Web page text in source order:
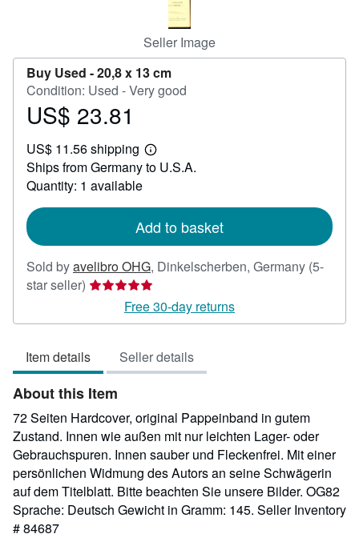
Seller Image
Buy Used -20,8 x 13 cm
Condition: Used - Very good
Price
23.81
US$ 23.81
US$ 11.56 shipping
Learn
more
Ships from Germany to U.S.A.
Quantity: 1 available
Add to basket
Sold byavelibro OHG, Dinkelscherben, Germany (5-
star seller) Seller
5
of
5
stars
Free 30-day returns
Item details Seller details
About this Item
72 Seiten Hardcover, original Pappeinband in gutem
Zustand. Innen wie außen mit nur leichten Lager- oder
Gebrauchspuren. Innen sauber und Fleckenfrei. Mit einer
persönlichen Widmung des Autors an seine Schwägerin
auf dem Titelblatt. Bitte beachten Sie unsere Bilder. OG82
Sprache: Deutsch Gewicht in Gramm: 145. Seller Inventory
# 84687